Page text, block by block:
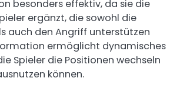
besonders effektiv, da sie die
ergänzt, die sowohl die
auch den Angriff unterstützen
ermöglicht dynamisches
Spieler die Positionen wechseln
können.